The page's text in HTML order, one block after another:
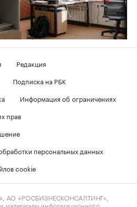
Редакция
Подписка на РБК
Информация об ограничениях
прав
персональных данных
cookie
АО «РОСБИЗНЕСКОНСАЛТИНГ»,
материалы информационного